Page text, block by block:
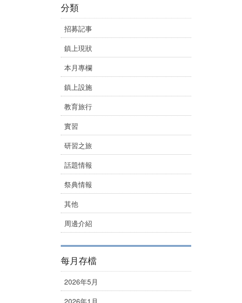
分類
招募記事
鎮上現狀
本月專欄
鎮上設施
教育旅行
實習
研習之旅
話題情報
祭典情報
其他
周邊介紹
每月存檔
2026年5月
2026年1月